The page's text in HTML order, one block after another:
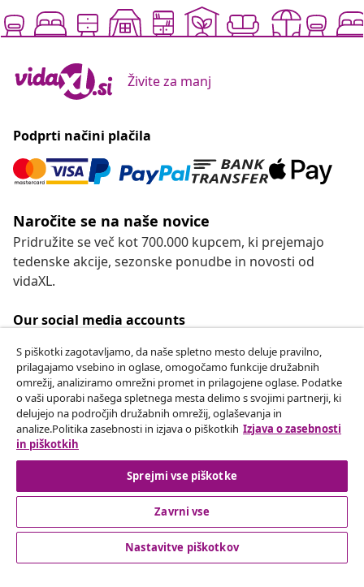
Živite za manj
Podprti načini plačila
Naročite se na naše novice
Pridružite se več kot 700.000 kupcem, ki prejemajo
tedenske akcije, sezonske ponudbe in novosti od
vidaXL.
Our social media accounts
Odstop od pogodbe
Oddaj zahtevek za odstop od naročila.
Odstop od pogodbe
Podpora za stranke
S piškotki zagotavljamo, da naše spletno mesto deluje pravilno,
prilagajamo vsebino in oglase, omogočamo funkcije družabnih
omrežij, analiziramo omrežni promet in prilagojene oglase. Podatke
o vaši uporabi našega spletnega mesta delimo s svojimi partnerji, ki
delujejo na področjih družabnih omrežij, oglaševanja in
analize.Politika zasebnosti in izjava o piškotkih Izjava o zasebnosti
in piškotkih
Sprejmi vse piškotke
Zavrni vse
Nastavitve piškotkov